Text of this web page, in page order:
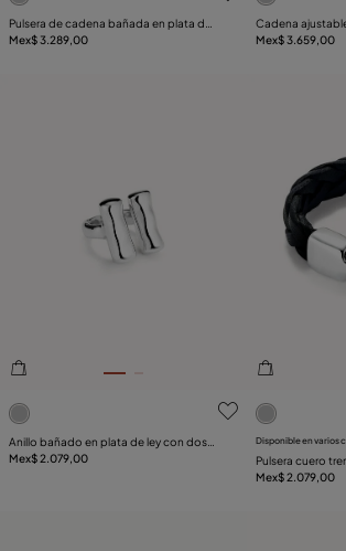
Pulsera de cadena bañada en plata de
ley con pieza ajustable central
Mex$ 3.289,00
Cadena
ley y figura central
Mex$ 3.659,00
3.2de 5 Valoración del cliente
Anillo bañado en plata de ley con dos
tubos verticales
Mex$ 2.079,00
5de 5
Disponible en varios
Pulsera cuero
bañada en plata
Mex$ 2.079,00